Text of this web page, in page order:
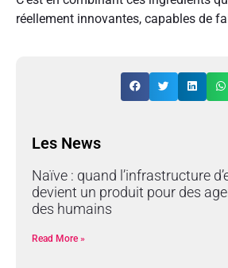
réellement innovantes, capables de
Les News
Naïve : quand l’infrastructure
devient un produit pour des
des humains
Read More »